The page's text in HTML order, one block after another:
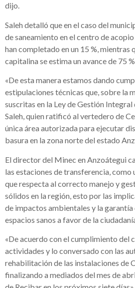
dijo.
Saleh detalló que en el caso del
de saneamiento en el centro de
han completado en un 15 %, mientras
capitalina se estima un avance de 75
«De esta manera estamos dando
estipulaciones técnicas que, sobre la
suscritas en la Ley de Gestión Integral
Saleh, quien ratificó al vertedero de
única área autorizada para ejecutar
basura en la zona norte del estado
El director del Minec en Anzoátegui
las estaciones de transferencia,
que respecta al correcto manejo y
sólidos en la región, esto por las
de impactos ambientales y la garantía
espacios sanos a favor de la
«De acuerdo con el cumplimiento del
actividades y lo conversado con las
rehabilitación de las instalaciones de
finalizando a mediados del mes de